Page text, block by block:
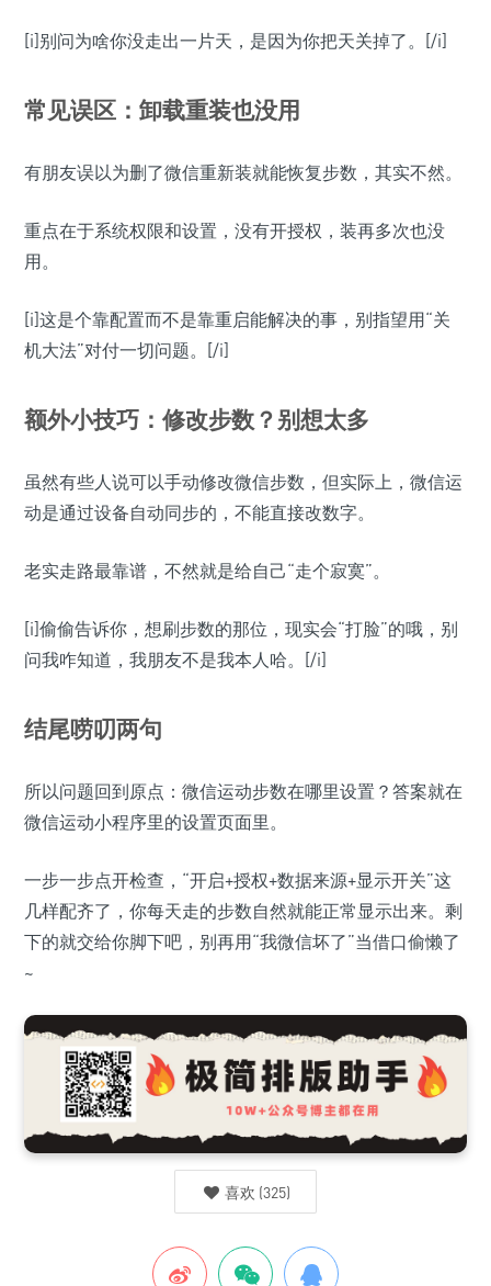
[i]别问为啥你没走出一片天，是因为你把天关掉了。[/i]
常见误区：卸载重装也没用
有朋友误以为删了微信重新装就能恢复步数，其实不然。
重点在于系统权限和设置，没有开授权，装再多次也没
用。
[i]这是个靠配置而不是靠重启能解决的事，别指望用“关
机大法”对付一切问题。[/i]
额外小技巧：修改步数？别想太多
虽然有些人说可以手动修改微信步数，但实际上，微信运
动是通过设备自动同步的，不能直接改数字。
老实走路最靠谱，不然就是给自己“走个寂寞”。
[i]偷偷告诉你，想刷步数的那位，现实会“打脸”的哦，别
问我咋知道，我朋友不是我本人哈。[/i]
结尾唠叨两句
所以问题回到原点：微信运动步数在哪里设置？答案就在
微信运动小程序里的设置页面里。
一步一步点开检查，“开启+授权+数据来源+显示开关”这
几样配齐了，你每天走的步数自然就能正常显示出来。剩
下的就交给你脚下吧，别再用“我微信坏了”当借口偷懒了
~
喜欢 (325)